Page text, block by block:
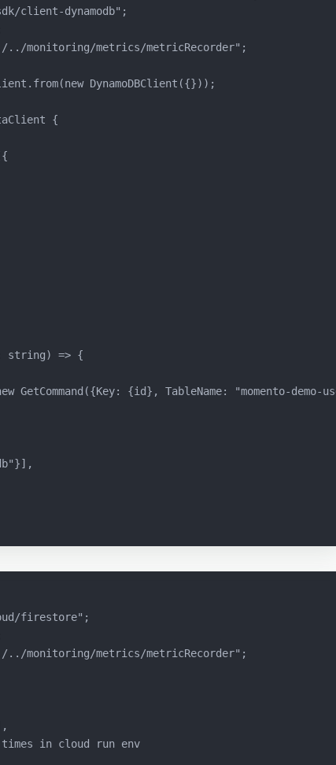
client-dynamodb";
monitoring/metrics/metricRecorder";
DynamoDBClient({}));
{
string) => {
GetCommand({Key: {id}, TableName: "momento-demo-
firestore";
monitoring/metrics/metricRecorder";
in cloud run env